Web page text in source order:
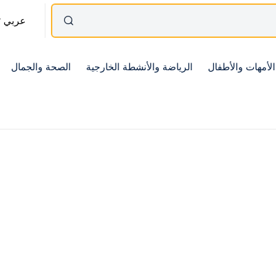
عربي
الأمهات والأطفال الرياضة والأنشطة الخارجية الصحة والجمال